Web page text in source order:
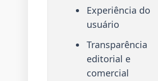
Experiência do
usuário
Transparência
editorial e
comercial